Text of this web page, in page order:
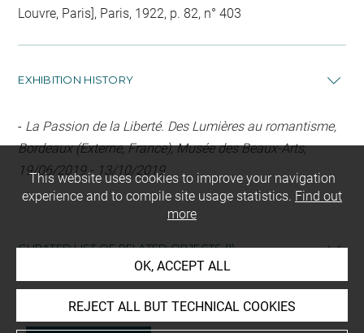
Louvre, Paris], Paris, 1922, p. 82, n° 403
EXHIBITION HISTORY
- La Passion de la Liberté. Des Lumières au romantisme,
Bordeaux (Externe, France), Musée des Beaux-Arts,
19/06/2019 - 13/10/2019
CURATED LIST OF RELATED OBJECTS (1)
This website uses cookies to improve your navigation
experience and to compile site usage statistics. Find out
more
OK, ACCEPT ALL
REJECT ALL BUT TECHNICAL COOKIES